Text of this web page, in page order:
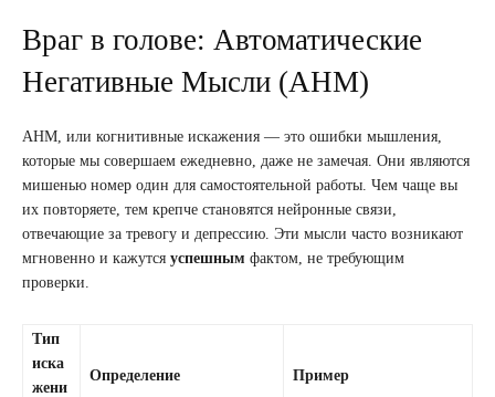
Враг в голове: Автоматические
Негативные Мысли (АНМ)
АНМ, или когнитивные искажения — это ошибки мышления,
которые мы совершаем ежедневно, даже не замечая. Они являются
мишенью номер один для самостоятельной работы. Чем чаще вы
их повторяете, тем крепче становятся нейронные связи,
отвечающие за тревогу и депрессию. Эти мысли часто возникают
мгновенно и кажутся успешным фактом, не требующим
проверки.
Тип
иска
жени
Определение Пример